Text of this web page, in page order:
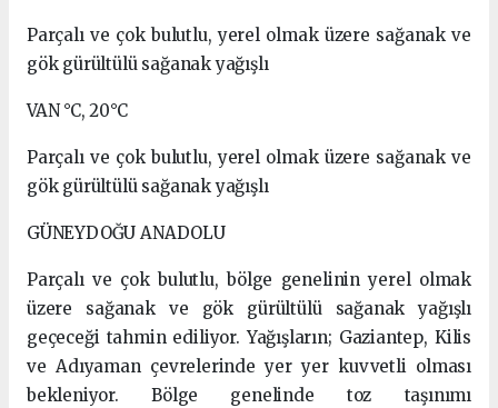
Parçalı ve çok bulutlu, yerel olmak üzere sağanak ve
gök gürültülü sağanak yağışlı
VAN °C, 20°C
Parçalı ve çok bulutlu, yerel olmak üzere sağanak ve
gök gürültülü sağanak yağışlı
GÜNEYDOĞU ANADOLU
Parçalı ve çok bulutlu, bölge genelinin yerel olmak
üzere sağanak ve gök gürültülü sağanak yağışlı
geçeceği tahmin ediliyor. Yağışların; Gaziantep, Kilis
ve Adıyaman çevrelerinde yer yer kuvvetli olması
bekleniyor. Bölge genelinde toz taşınımı